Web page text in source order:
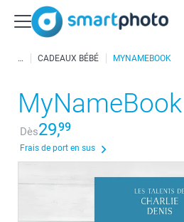
CADEAUX BÉBÉ MYNAMEBOOK
Dès29,99
Frais de port en sus